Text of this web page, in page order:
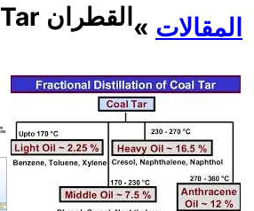
المقالات »القطران Tar